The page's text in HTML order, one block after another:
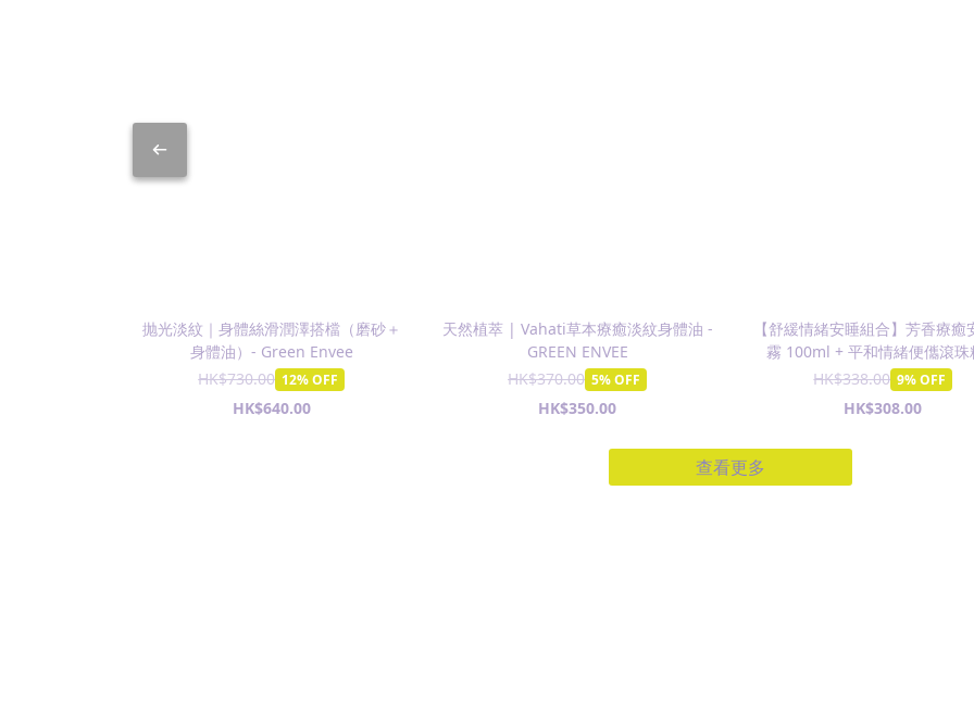
抛光淡紋｜身體絲滑潤澤搭檔（磨砂＋
身體油）- Green Envee
HK$730.00 12% OFF
HK$640.00
天然植萃 | Vahati草本療癒淡紋身體油 -
GREEN ENVEE
HK$370.00 5% OFF
HK$350.00
【舒緩情緒安睡組合】芳香療癒
霧 100ml + 平和情緒便儶滾珠
10ml - ACACIA
HK$338.00 9% OFF
HK$308.00
查看更多